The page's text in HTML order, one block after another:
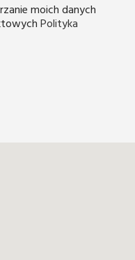
moich danych
Polityka